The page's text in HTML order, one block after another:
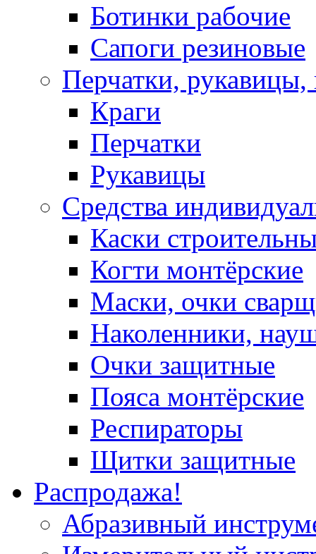
Ботинки рабочие
Сапоги резиновые
Перчатки, рукавицы,
Краги
Перчатки
Рукавицы
Средства
Каски
Когти монтёрские
Маски, очки
Наколенники,
Очки защитные
Пояса монтёрские
Респираторы
Щитки защитные
Распродажа!
Абразивный